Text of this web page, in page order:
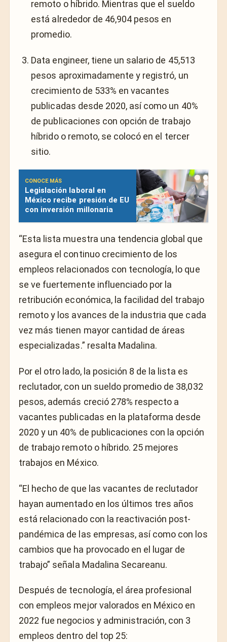
remoto o híbrido. Mientras que el sueldo
está alrededor de 46,904 pesos en
promedio.
Data engineer, tiene un salario de 45,513
pesos aproximadamente y registró, un
crecimiento de 533% en vacantes
publicadas desde 2020, así como un 40%
de publicaciones con opción de trabajo
híbrido o remoto, se colocó en el tercer
sitio.
CONOCE MÁS
Legislación laboral en
México recibe presión de EU
con inversión millonaria
“Esta lista muestra una tendencia global que
asegura el continuo crecimiento de los
empleos relacionados con tecnología, lo que
se ve fuertemente influenciado por la
retribución económica, la facilidad del trabajo
remoto y los avances de la industria que cada
vez más tienen mayor cantidad de áreas
especializadas.” resalta Madalina.
Por el otro lado, la posición 8 de la lista es
reclutador, con un sueldo promedio de 38,032
pesos, además creció 278% respecto a
vacantes publicadas en la plataforma desde
2020 y un 40% de publicaciones con la opción
de trabajo remoto o híbrido. 25 mejores
trabajos en México.
“El hecho de que las vacantes de reclutador
hayan aumentado en los últimos tres años
está relacionado con la reactivación post-
pandémica de las empresas, así como con los
cambios que ha provocado en el lugar de
trabajo” señala Madalina Secareanu.
Después de tecnología, el área profesional
con empleos mejor valorados en México en
2022 fue negocios y administración, con 3
empleos dentro del top 25: